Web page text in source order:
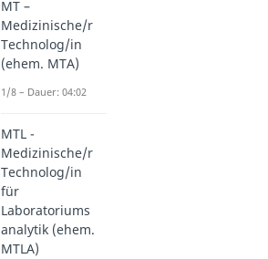
MT –
Medizinische/r
Technolog/in
(ehem. MTA)
1/8 – Dauer: 04:02
MTL -
Medizinische/r
Technolog/in
für
Laboratoriums
analytik (ehem.
MTLA)